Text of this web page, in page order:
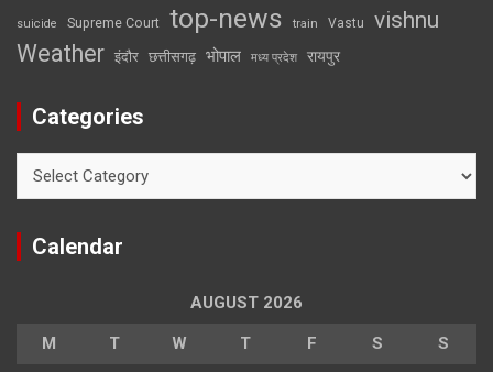
suicide Supreme Court top-news train Vastu vishnu
Weather इंदौर छत्तीसगढ़ भोपाल मध्य प्रदेश रायपुर
Categories
Calendar
AUGUST 2026
M T W T F S S